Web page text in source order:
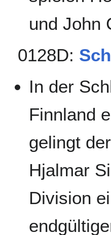
und John
0128D:
In der
Finnland
gelingt
Hjalmar
Division